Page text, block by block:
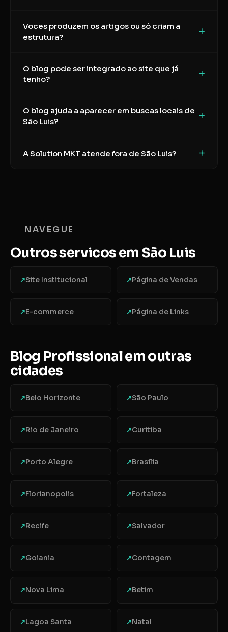
Voces produzem os artigos ou só criam a
estrutura?
+
O blog pode ser integrado ao site que já
tenho?
+
O blog ajuda a aparecer em buscas locais de
São Luis?
+
A Solution MKT atende fora de São Luis? +
NAVEGUE
Outros servicos em São Luis
↗Site Institucional ↗Página de Vendas
↗E-commerce ↗Página de Links
Blog Profissional em outras
cidades
↗Belo Horizonte ↗São Paulo
↗Rio de Janeiro ↗Curitiba
↗Porto Alegre ↗Brasilia
↗Florianopolis ↗Fortaleza
↗Recife ↗Salvador
↗Goiania ↗Contagem
↗Nova Lima ↗Betim
↗Lagoa Santa ↗Natal